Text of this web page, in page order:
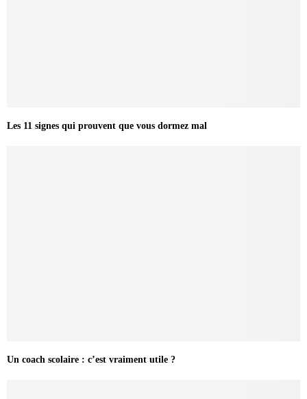
Les 11 signes qui prouvent que vous dormez mal
Un coach scolaire : c’est vraiment utile ?